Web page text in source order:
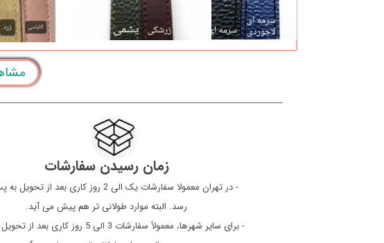
زمان رسیدن سفارشات
- در تهران معمولا سفارشات یک الی 2 روز کاری بعد از
رسد. البته موارد طولانی تر هم پیش می آید.
- برای سایر شهرها، معمولاً سفارشات 3 الی 5 روز